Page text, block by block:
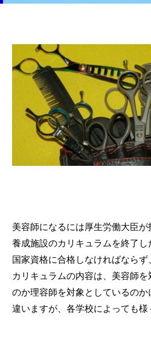
美容師になるには厚生労働大臣が
養成施設のカリキュラムを終了し
国家資格に合格しなければならず
カリキュラムの内容は、美容師を
のか理容師を対象としているのか
違いますが、各学校によっても様